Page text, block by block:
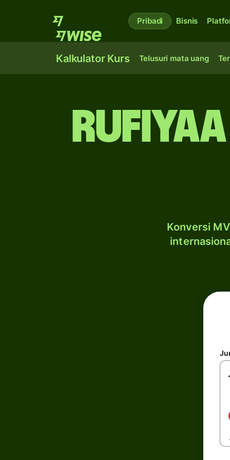
Pribadi Bisnis
Kalkulator Kurs Telusuri mata uang
rufiyaa
Konversi